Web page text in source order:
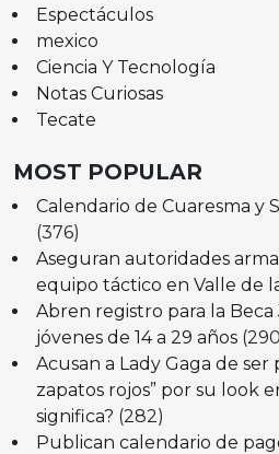
Espectáculos
mexico
Ciencia Y Tecnología
Notas Curiosas
Tecate
MOST POPULAR
Calendario de Cuaresma y
(376)
Aseguran autoridades
equipo táctico en Valle de
Abren registro para la Beca
jóvenes de 14 a 29 años
Acusan a Lady Gaga de
zapatos rojos” por su look
significa? (282)
Publican calendario de